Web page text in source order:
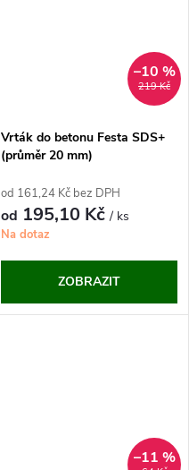
219 Kč
–10 %
Vrták do betonu Festa SDS+
(průměr 20 mm)
od 161,24 Kč bez DPH
od 195,10 Kč/ ks
Na dotaz
ZOBRAZIT
–11 %